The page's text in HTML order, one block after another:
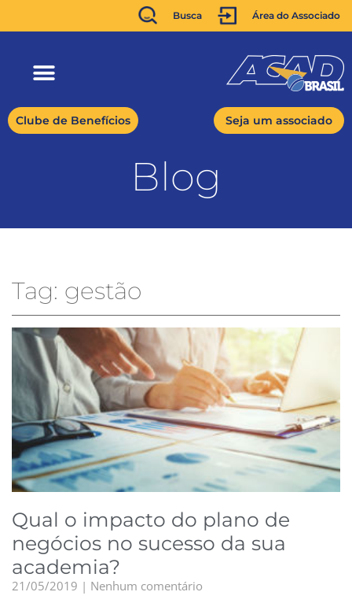
Busca Área do Associado
Clube de Benefícios Seja um associado
Blog
Tag: gestão
Qual o impacto do plano de
negócios no sucesso da sua
academia?
21/05/2019
Nenhum comentário